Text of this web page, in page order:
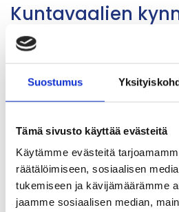
Suostumus
Tämä sivusto käyttää evästeitä
Käytämme evästeitä
räätälöimiseen, sosiaalisen
tukemiseen ja kävijämäärämme
jaamme sosiaalisen median,
Kuntavaalien
kannattaa
Blogit 26.03.2025
Kielikoulutusta
tarpeisiin
Blogit 13.12.2024